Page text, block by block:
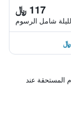
117 ﷼
شامل الرسوم
المستحقة عند